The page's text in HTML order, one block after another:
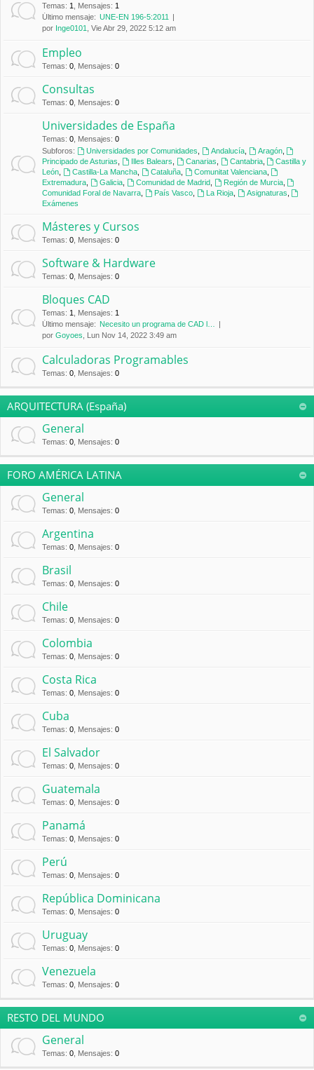
Temas: 1 Mensajes: 1
Último mensaje: UNE-EN 196-5:2011
por Inge0101 , Vie Abr 29, 2022 5:12 am
Empleo
Temas: 0 Mensajes: 0
Consultas
Temas: 0 Mensajes: 0
Universidades de España
Temas: 0 Mensajes: 0
Subforos:
Universidades por Comunidades Andalucía, Aragón,
Principado de Asturias
Illes Balears Canarias Cantabria,
Castilla y
León
Castilla-La Mancha, Cataluña, Comunitat Valenciana,
Extremadura
Galicia, Comunidad de Madrid, Región de Murcia,
Comunidad Foral de Navarra
País Vasco, La Rioja, Asignaturas
Exámenes
Másteres y Cursos
Temas: 0 Mensajes: 0
Software & Hardware
Temas: 0 Mensajes: 0
Bloques CAD
Temas: 1 Mensajes: 1
Último mensaje: Necesito un programa de CAD l…
por Goyoes , Lun Nov 14, 2022 3:49 am
Calculadoras Programables
Temas: 0 Mensajes: 0
ARQUITECTURA (España)
General
Temas: 0 Mensajes: 0
FORO AMÉRICA LATINA
General
Temas: 0 Mensajes: 0
Argentina
Temas: 0 Mensajes: 0
Brasil
Temas: 0 Mensajes: 0
Chile
Temas: 0 Mensajes: 0
Colombia
Temas: 0 Mensajes: 0
Costa Rica
Temas: 0 Mensajes: 0
Cuba
Temas: 0 Mensajes: 0
El Salvador
Temas: 0 Mensajes: 0
Guatemala
Temas: 0 Mensajes: 0
Panamá
Temas: 0 Mensajes: 0
Perú
Temas: 0 Mensajes: 0
República Dominicana
Temas: 0 Mensajes: 0
Uruguay
Temas: 0 Mensajes: 0
Venezuela
Temas: 0 Mensajes: 0
RESTO DEL MUNDO
General
Temas: 0 Mensajes: 0